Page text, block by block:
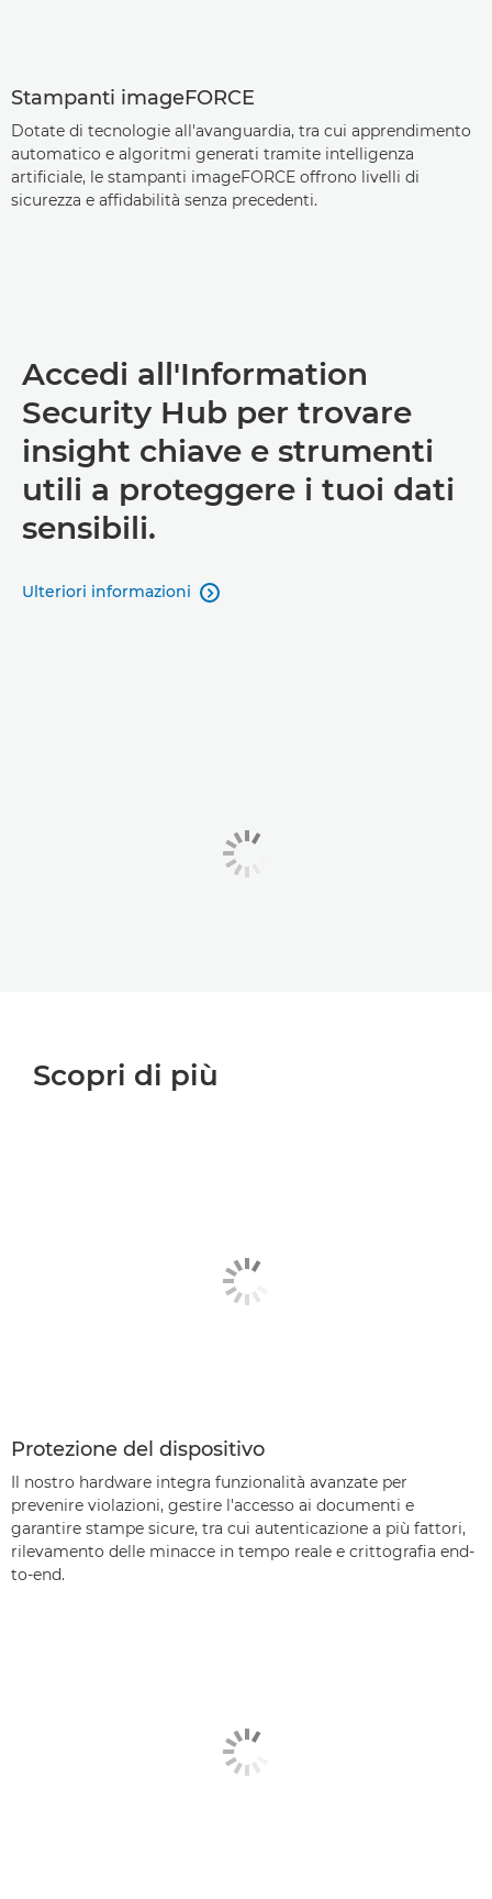
Stampanti imageFORCE
Dotate di tecnologie all'avanguardia, tra cui apprendimento
automatico e algoritmi generati tramite intelligenza
artificiale, le stampanti imageFORCE offrono livelli di
sicurezza e affidabilità senza precedenti.
Accedi all'Information
Security Hub per trovare
insight chiave e strumenti
utili a proteggere i tuoi dati
sensibili.
Ulteriori informazioni 
Scopri di più
Protezione del dispositivo
Il nostro hardware integra funzionalità avanzate per
prevenire violazioni, gestire l'accesso ai documenti e
garantire stampe sicure, tra cui autenticazione a più fattori,
rilevamento delle minacce in tempo reale e crittografia end-
to-end.